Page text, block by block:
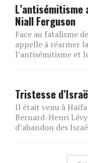
Niall Ferguson
Face au fatalisme
appelle à réarmer
l’antisémitisme et
Tristesse
Il était venu à
Bernard-Henri
d’abandon des